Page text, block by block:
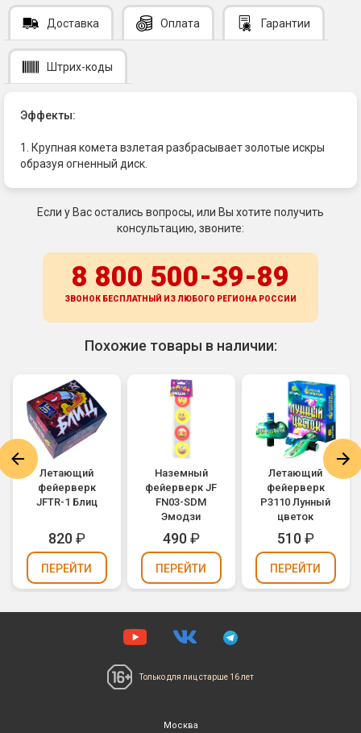
Доставка Оплата Гарантии
Штрих-коды
Эффекты:
1. Крупная комета взлетая разбрасывает золотые искры
образуя огненный диск.
Если у Вас остались вопросы, или Вы хотите получить
консультацию, звоните:
8 800 500-39-89
ЗВОНОК БЕСПЛАТНЫЙ ИЗ ЛЮБОГО РЕГИОНА РОССИИ
Похожие товары в наличии:
Летающий
фейерверк
JFTR-1 Блиц
820₽
ПЕРЕЙТИ
Наземный
фейерверк JF
FN03-SDM
Эмодзи
490₽
ПЕРЕЙТИ
Летающий
фейерверк
Р3110 Лунный
цветок
510₽
ПЕРЕЙТИ
Только для лиц старше 16 лет
Москва